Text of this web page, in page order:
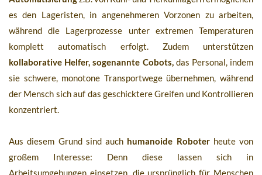
es den Lageristen, in angenehmeren Vorzonen zu arbeiten,
während die Lagerprozesse unter extremen Temperaturen
komplett automatisch erfolgt. Zudem unterstützen
kollaborative Helfer, sogenannte Cobots,das Personal, indem
sie schwere, monotone Transportwege übernehmen, während
der Mensch sich auf das geschicktere Greifen und Kontrollieren
konzentriert.
Aus diesem Grund sind auch humanoide Roboterheute von
großem Interesse: Denn diese lassen sich in